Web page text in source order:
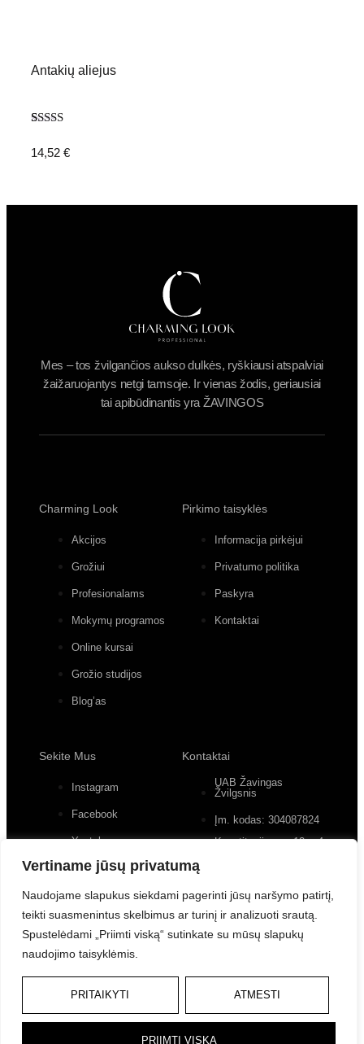
Vertiname jūsų privatumą
Naudojame slapukus siekdami pagerinti jūsų naršymo patirtį,
teikti suasmenintus skelbimus ar turinį ir analizuoti srautą.
Spustelėdami „Priimti viską“ sutinkate su mūsų slapukų
naudojimo taisyklėmis.
PRITAIKYTI ATMESTI
PRIIMTI VISKĄ
Antakių aliejus
5.00iš 5
(viso
14,52 €
Mes – tos žvilgančios aukso dulkės, ryškiausi atspalviai
žaižaruojantys netgi tamsoje. Ir vienas žodis, geriausiai
tai apibūdinantis yra ŽAVINGOS
Charming Look
Akcijos
Grožiui
Profesionalams
Mokymų programos
Online kursai
Grožio studijos
Blog’as
Pirkimo taisyklės
Informacija pirkėjui
Privatumo politika
Paskyra
Kontaktai
Sekite Mus
Instagram
Facebook
Youtube
Kontaktai
UAB Žavingas
Žvilgsnis
Įm. kodas: 304087824
Konstitucijos pr. 12, 4
© UAB Žavingas Žvilgsnis/Charming Look. Visos teisės
Powered by Bewonders Agency